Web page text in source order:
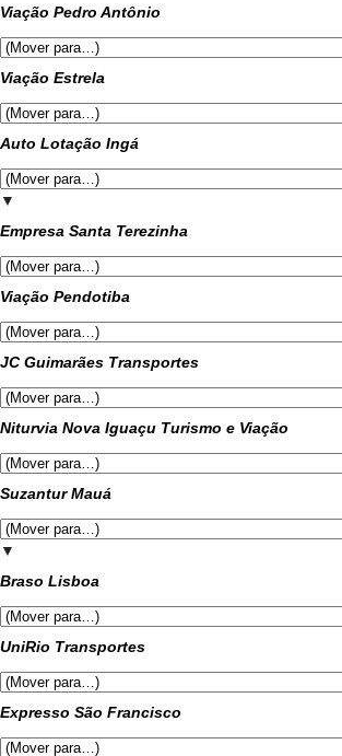
Viação Pedro Antônio
Viação Estrela
Auto Lotação Ingá
▼
Empresa Santa Terezinha
Viação Pendotiba
JC Guimarães Transportes
Niturvia Nova Iguaçu Turismo e Viação
Suzantur Mauá
▼
Braso Lisboa
UniRio Transportes
Expresso São Francisco